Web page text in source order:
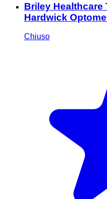
Briley Healthcare
Hardwick
Chiuso